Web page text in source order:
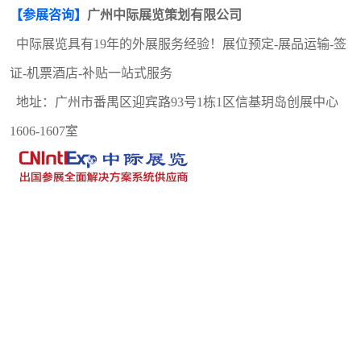
【参展咨询】 广州中际展览策划有限公司
中际展览具有19年的外展服务经验！展位预定-展品运输-签
证-机票酒店-补贴一站式服务
地址：广州市番禺区迎宾路93号1栋1区信基玥岛创展中心
1606-1607室